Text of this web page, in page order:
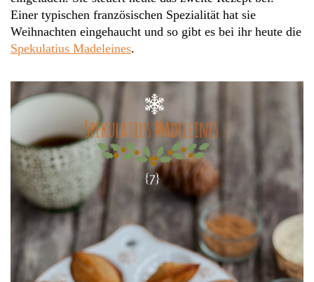
Einer typischen französischen Spezialität hat sie
Weihnachten eingehaucht und so gibt es bei ihr heute die
Spekulatius Madeleines.